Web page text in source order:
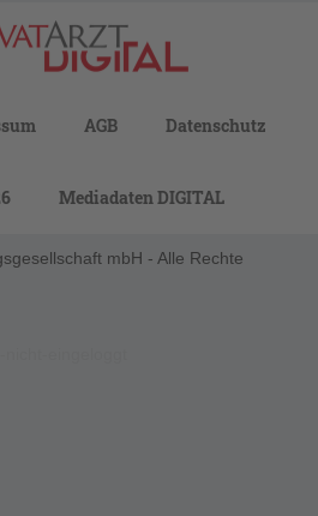
AGB Datenschutz
Mediadaten DIGITAL
mbH - Alle Rechte